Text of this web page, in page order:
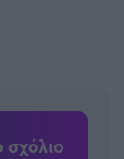
σχόλιο